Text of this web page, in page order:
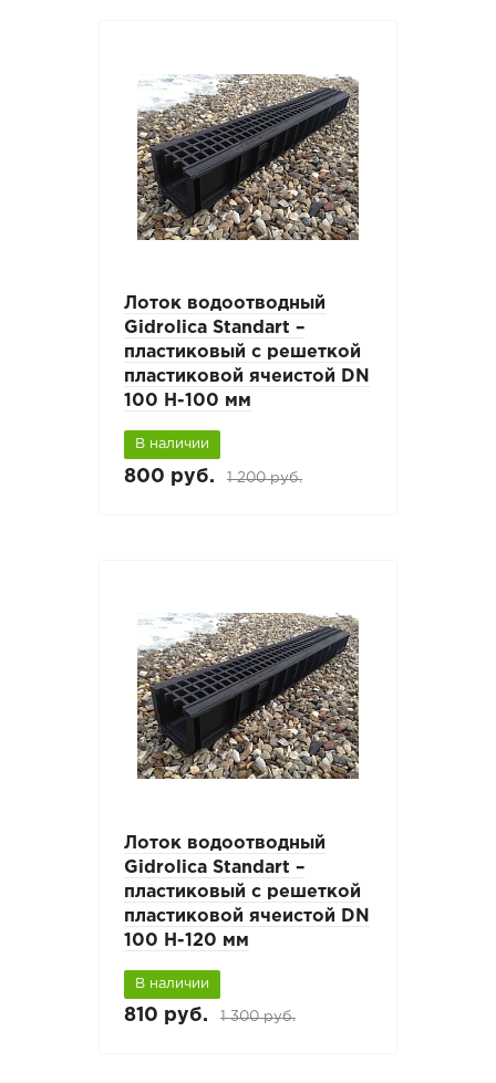
Лоток водоотводный
Gidrolica Standart –
пластиковый с решеткой
пластиковой ячеистой DN
100 H-100 мм
В наличии
800 руб. 1 200 руб.
Лоток водоотводный
Gidrolica Standart –
пластиковый с решеткой
пластиковой ячеистой DN
100 H-120 мм
В наличии
810 руб. 1 300 руб.